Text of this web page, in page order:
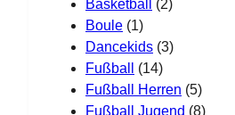
Basketball
(2)
Boule (1)
Dancekids (3)
Fußball
(14)
Fußball Herren (5)
Fußball Jugend (8)